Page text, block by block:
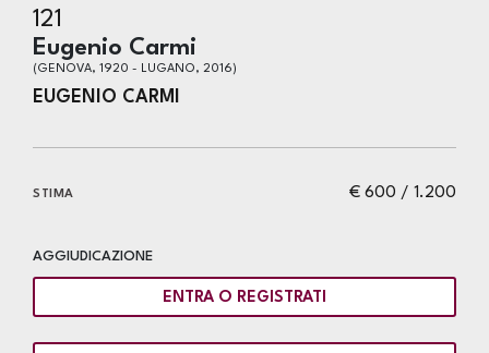
121
Eugenio Carmi
(GENOVA, 1920 - LUGANO, 2016)
EUGENIO CARMI
€ 600 / 1.200
STIMA
AGGIUDICAZIONE
ENTRA O REGISTRATI